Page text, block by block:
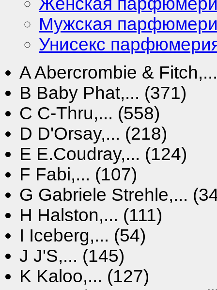
Мужская
Унисекс
AAbercrombie &
B Baby Phat,... (371)
C C-Thru,... (558)
D D'Orsay,... (218)
E E.Coudray,... (124)
F Fabi,... (107)
G Gabriele Strehle,...
H Halston,... (111)
I Iceberg,... (54)
J J'S,... (145)
K Kaloo,... (127)